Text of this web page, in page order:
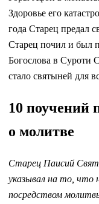
Здоровье его
года Старец предал
Старец почил и был
Богослова в Суроти
стало святыней для
10 поучений
о молитве
Старец Паисий
указывал на то, что
посредством